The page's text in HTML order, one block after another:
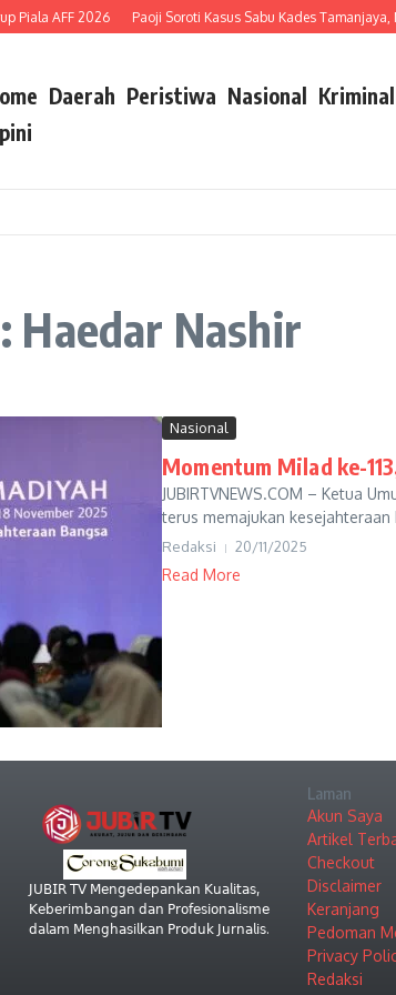
Piala AFF 2026 Paoji Soroti Kasus Sabu Kades Tamanjaya,
Daerah Peristiwa Nasional Kriminal
Haedar Nashir
Nasional
Momentum Milad ke-
JUBIRTVNEWS.COM – Ketua
terus memajukan kesejahteraan
Redaksi 20/11/2025
Read More
𝖩𝖴𝖡𝖨𝖱 𝖳𝖵 𝖬𝖾𝗇𝗀𝖾𝖽𝖾𝗉𝖺𝗇𝗄𝖺𝗇 𝖪𝗎𝖺𝗅𝗂𝗍𝖺𝗌,
𝖪𝖾𝖻𝖾𝗋𝗂𝗆𝖻𝖺𝗇𝗀𝖺𝗇 𝖽𝖺𝗇 𝖯𝗋𝗈𝖿𝖾𝗌𝗂𝗈𝗇𝖺𝗅𝗂𝗌𝗆𝖾
𝖽𝖺𝗅𝖺𝗆 𝖬𝖾𝗇𝗀𝗁𝖺𝗌𝗂𝗅𝗄𝖺𝗇 𝖯𝗋𝗈𝖽𝗎𝗄 𝖩𝗎𝗋𝗇𝖺𝗅𝗂𝗌.
Laman
Akun Saya
Artikel
Checkout
Disclaimer
Keranjang
Pedoman
Privacy
Redaksi